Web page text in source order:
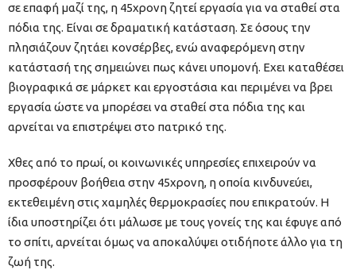
σε επαφή μαζί της, η 45χρονη ζητεί εργασία για να σταθεί στα
πόδια της. Είναι σε δραματική κατάσταση. Σε όσους την
πλησιάζουν ζητάει κονσέρβες, ενώ αναφερόμενη στην
κατάστασή της σημειώνει πως κάνει υπομονή. Εχει καταθέσει
βιογραφικά σε μάρκετ και εργοστάσια και περιμένει να βρει
εργασία ώστε να μπορέσει να σταθεί στα πόδια της και
αρνείται να επιστρέψει στο πατρικό της.
Χθες από το πρωί, οι κοινωνικές υπηρεσίες επιχειρούν να
προσφέρουν βοήθεια στην 45χρονη, η οποία κινδυνεύει,
εκτεθειμένη στις χαμηλές θερμοκρασίες που επικρατούν. Η
ίδια υποστηρίζει ότι μάλωσε με τους γονείς της και έφυγε από
το σπίτι, αρνείται όμως να αποκαλύψει οτιδήποτε άλλο για τη
ζωή της.